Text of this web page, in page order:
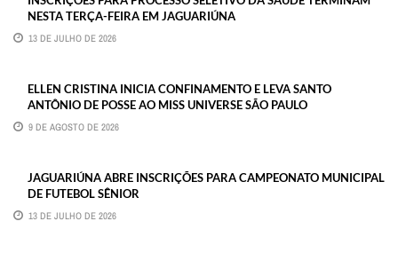
NESTA TERÇA-FEIRA EM JAGUARIÚNA
13 DE JULHO DE 2026
ELLEN CRISTINA INICIA CONFINAMENTO E LEVA SANTO
ANTÔNIO DE POSSE AO MISS UNIVERSE SÃO PAULO
9 DE AGOSTO DE 2026
JAGUARIÚNA ABRE INSCRIÇÕES PARA CAMPEONATO MUNICIPAL
DE FUTEBOL SÊNIOR
13 DE JULHO DE 2026